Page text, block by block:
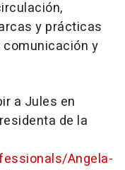
y prácticas
y
a Jules en
de la
Angela-